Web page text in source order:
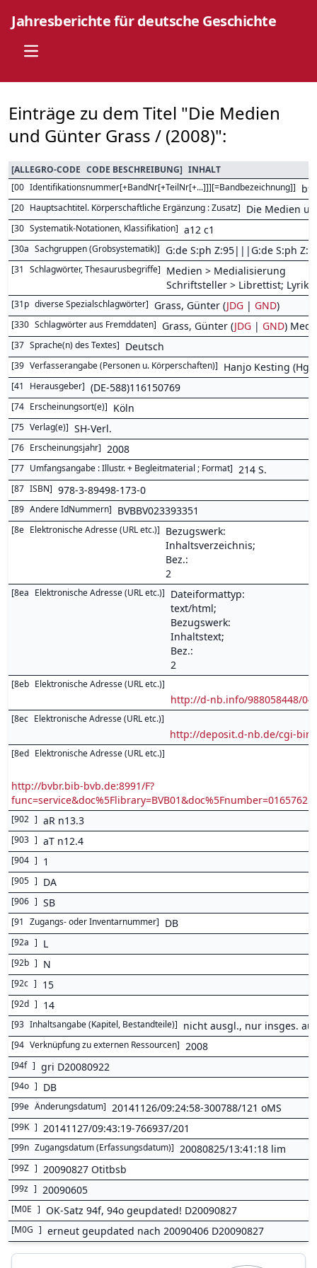
Jahresberichte für deutsche Geschichte
Open main menu
Einträge zu dem Titel "Die Medien
und Günter Grass / (2008)":
[ALLEGRO-CODE CODE BESCHREIBUNG] INHALT
[00 Identifikationsnummer[+BandNr[+TeilNr[+...]]][=Bandbezeichnung]]
[20 Hauptsachtitel. Körperschaftliche Ergänzung : Zusatz] Die Medien
[30 Systematik-Notationen, Klassifikation] a12 c1
[30a Sachgruppen (Grobsystematik)] G:de S:ph Z:95|||G:de S:ph
[31 Schlagwörter, Thesaurusbegriffe] Medien > Medialisierung
Schriftsteller > Librettist;
[31p diverse Spezialschlagwörter] Grass, Günter (JDG | GND)
[330 Schlagwörter aus Fremddaten] Grass, Günter (JDG | GND)
[37 Sprache(n) des Textes] Deutsch
[39 Verfasserangabe (Personen u. Körperschaften)] Hanjo Kesting (Hg.)
[41 Herausgeber] (DE-588)116150769
[74 Erscheinungsort(e)] Köln
[75 Verlag(e)] SH-Verl.
[76 Erscheinungsjahr] 2008
[77 Umfangsangabe : Illustr. + Begleitmaterial ; Format] 214 S.
[87 ISBN] 978-3-89498-173-0
[89 Andere IdNummern] BVBBV023393351
[8e Elektronische Adresse (URL etc.)] Bezugswerk:
Inhaltsverzeichnis;
Bez.:
2
[8ea Elektronische Adresse (URL etc.)] Dateiformattyp:
text/html;
Bezugswerk:
Inhaltstext;
Bez.:
2
[8eb Elektronische Adresse (URL etc.)]
http://d-nb.info/988058448/04
[8ec Elektronische Adresse (URL etc.)]
http://deposit.d-nb.de/cgi-bin/
[8ed Elektronische Adresse (URL etc.)]
http://bvbr.bib-bvb.de:8991/F?
[902 ] aR n13.3
[903 ] aT n12.4
[904 ] 1
[905 ] DA
[906 ] SB
[91 Zugangs- oder Inventarnummer] DB
[92a ] L
[92b ] N
[92c ] 15
[92d ] 14
[93 Inhaltsangabe (Kapitel, Bestandteile)] nicht ausgl., nur insges.
[94 Verknüpfung zu externen Ressourcen] 2008
[94f ] gri D20080922
[94o ] DB
[99e Änderungsdatum] 20141126/09:24:58-300788/121 oMS
[99K ] 20141127/09:43:19-766937/201
[99n Zugangsdatum (Erfassungsdatum)] 20080825/13:41:18 lim
[99Z ] 20090827 Otitbsb
[99z ] 20090605
[M0E ] OK-Satz 94f, 94o geupdated! D20090827
[M0G ] erneut geupdated nach 20090406 D20090827